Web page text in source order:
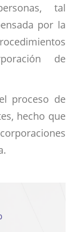
tal
por la
de
proceso de
hecho que